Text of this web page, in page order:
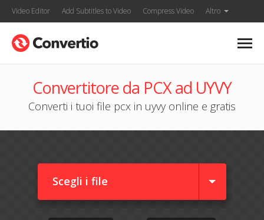
Video Editor Add Subtitles to Video Compress Video Altro
Convertitore da PCX ad UYVY
Converti i tuoi file pcx in uyvy online e gratis
Scegli i file